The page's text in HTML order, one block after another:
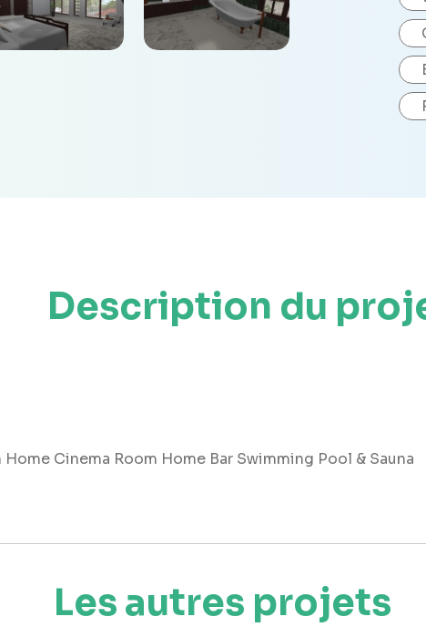
Description du
Cinema Room Home Bar Swimming Pool & Sauna
Les autres projets